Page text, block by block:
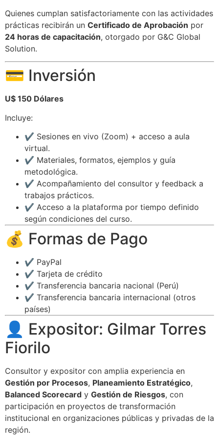
Quienes cumplan satisfactoriamente con las actividades
prácticas recibirán un Certificado de Aprobación por
24 horas de capacitación, otorgado por G&C Global
Solution.
💳 Inversión
U$ 150 Dólares
Incluye:
✔️ Sesiones en vivo (Zoom) + acceso a aula
virtual.
✔️ Materiales, formatos, ejemplos y guía
metodológica.
✔️ Acompañamiento del consultor y feedback a
trabajos prácticos.
✔️ Acceso a la plataforma por tiempo definido
según condiciones del curso.
💰 Formas de Pago
✔️ PayPal
✔️ Tarjeta de crédito
✔️ Transferencia bancaria nacional (Perú)
✔️ Transferencia bancaria internacional (otros
países)
👤 Expositor: Gilmar Torres
Fiorilo
Consultor y expositor con amplia experiencia en
Gestión por Procesos, Planeamiento Estratégico,
Balanced Scorecard y Gestión de Riesgos, con
participación en proyectos de transformación
institucional en organizaciones públicas y privadas de la
región.